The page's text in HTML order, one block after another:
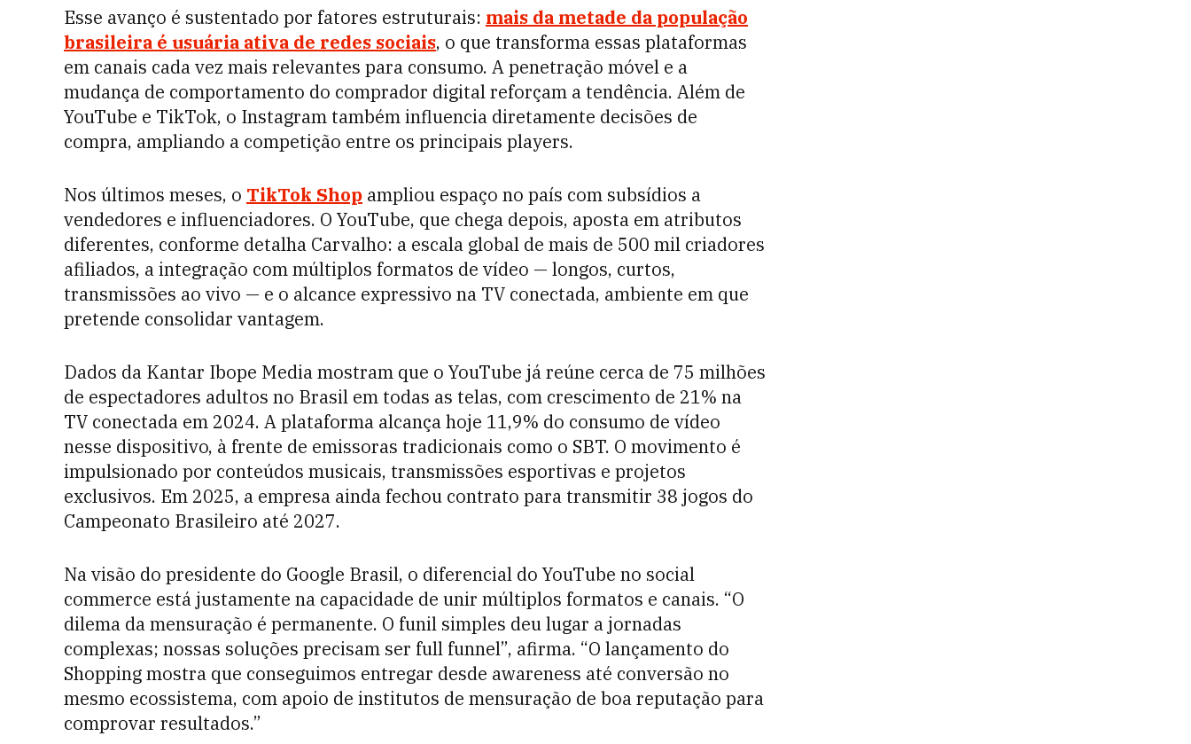
Esse avanço é sustentado por fatores estruturais: mais da metade da população
brasileira é usuária ativa de redes sociais, o que transforma essas plataformas
em canais cada vez mais relevantes para consumo. A penetração móvel e a
mudança de comportamento do comprador digital reforçam a tendência. Além de
YouTube e TikTok, o Instagram também influencia diretamente decisões de
compra, ampliando a competição entre os principais players.
Nos últimos meses, o TikTok Shop ampliou espaço no país com subsídios a
vendedores e influenciadores. O YouTube, que chega depois, aposta em atributos
diferentes, conforme detalha Carvalho: a escala global de mais de 500 mil criadores
afiliados, a integração com múltiplos formatos de vídeo — longos, curtos,
transmissões ao vivo — e o alcance expressivo na TV conectada, ambiente em que
pretende consolidar vantagem.
Dados da Kantar Ibope Media mostram que o YouTube já reúne cerca de 75 milhões
de espectadores adultos no Brasil em todas as telas, com crescimento de 21% na
TV conectada em 2024. A plataforma alcança hoje 11,9% do consumo de vídeo
nesse dispositivo, à frente de emissoras tradicionais como o SBT. O movimento é
impulsionado por conteúdos musicais, transmissões esportivas e projetos
exclusivos. Em 2025, a empresa ainda fechou contrato para transmitir 38 jogos do
Campeonato Brasileiro até 2027.
Na visão do presidente do Google Brasil, o diferencial do YouTube no social
commerce está justamente na capacidade de unir múltiplos formatos e canais. “O
dilema da mensuração é permanente. O funil simples deu lugar a jornadas
complexas; nossas soluções precisam ser full funnel”, afirma. “O lançamento do
Shopping mostra que conseguimos entregar desde awareness até conversão no
mesmo ecossistema, com apoio de institutos de mensuração de boa reputação para
comprovar resultados.”